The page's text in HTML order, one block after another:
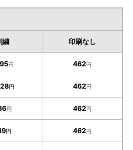
繍 印刷なし
円 462円
円 462円
円 462円
円 462円